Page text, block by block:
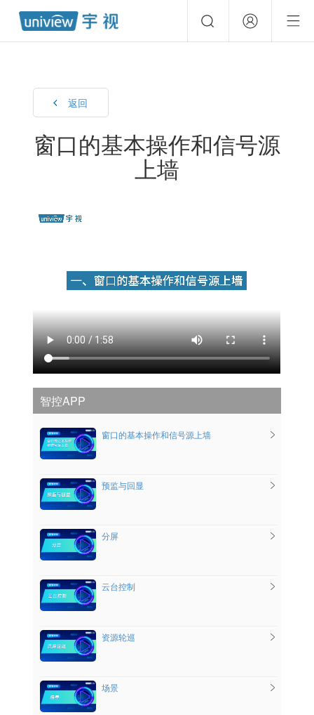
返回
窗口的基本操作和信号源
上墙
智控APP
窗口的基本操作和信号源上墙
预监与回显
分屏
云台控制
资源轮巡
场景